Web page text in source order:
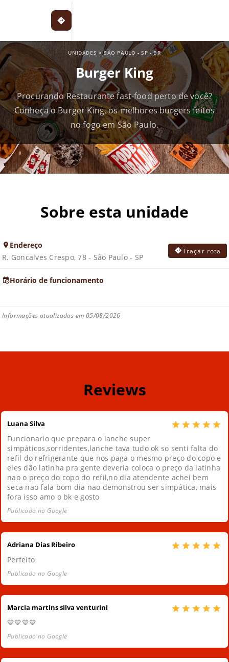
UNIDADES >SÃO PAULO -SP-BR
Burger King
Procurando Restaurante fast-food perto de você?
Conheça o Burger King, os melhores burgers feitos
no fogo em São Paulo.
Sobre esta unidade
Endereço
R. Goncalves Crespo, 78 - São Paulo - SP
Traçar rota
Horário de funcionamento
Informações atualizadas em 05/08/2026
Reviews
Luana Silva
Funcionario que prepara o lanche super
simpáticos,sorridentes,lanche tava tudo ok so senti falta do
refil do refrigerante que nos paga o mesmo preço do copo e
eles dão latinha pra gente deveria coloca o preço da latinha
nao o preço do copo do refil,no dia atendente achei bem
seca nao fala bom dia nao demonstrou ser simpática, mais
fora isso amo o bk e gosto
Publicado no Google
Adriana Dias Ribeiro
Perfeito
Publicado no Google
Marcia martins silva venturini
💙💙💙💙
Publicado no Google